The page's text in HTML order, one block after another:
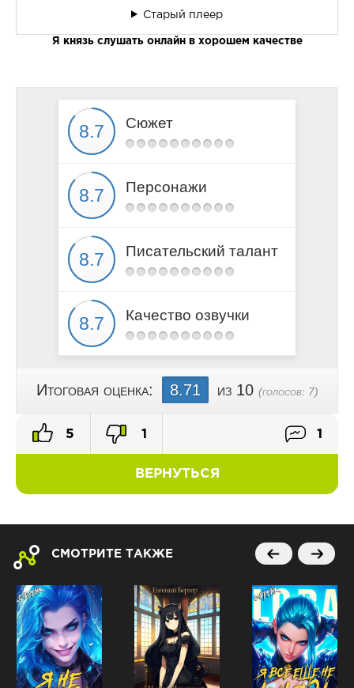
Старый плеер
Я князь слушать онлайн в хорошем качестве
Сюжет
Персонажи
Писательский талант
Качество озвучки
Итоговая оценка: 8.71 из 10 (голосов: 7)
ВЕРНУТЬСЯ
5 1 1
СМОТРИТЕ ТАКЖЕ